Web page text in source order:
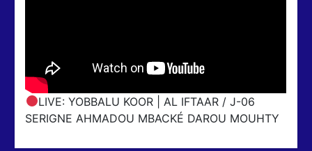
LIVE: YOBBALU KOOR | AL IFTAAR / J-06
SERIGNE AHMADOU MBACKÉ DAROU MOUHTY